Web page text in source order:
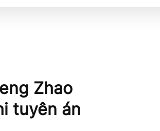
Zhao
tuyên án